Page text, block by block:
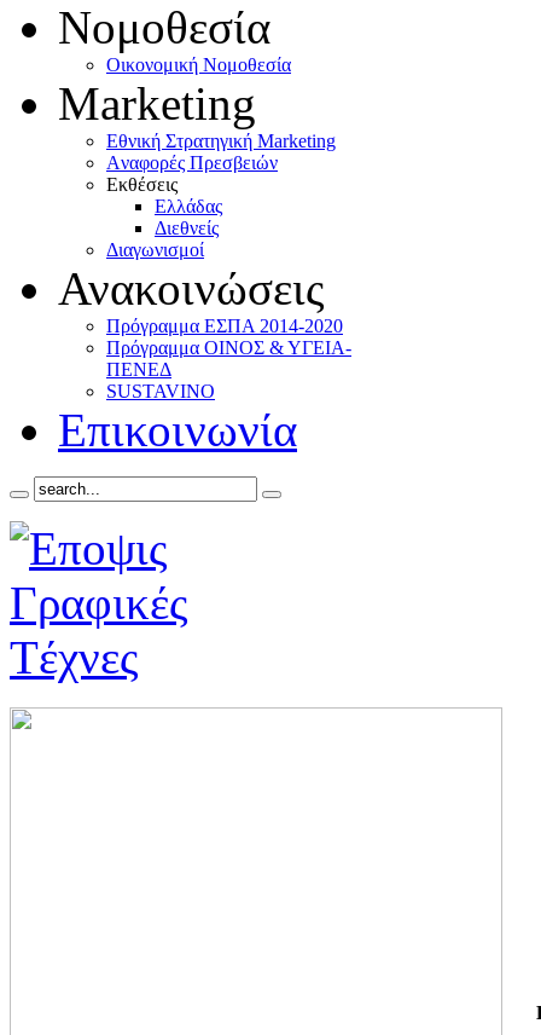
Νομοθεσία
Οικονομική Νομοθεσία
Marketing
Eθνική Στρατηγική Marketing
Aναφορές Πρεσβειών
Eκθέσεις
Eλλάδας
Διεθνείς
Διαγωνισμοί
Ανακοινώσεις
Πρόγραμμα ΕΣΠΑ 2014-2020
Πρόγραμμα ΟΙΝΟΣ & ΥΓΕΙΑ-
ΠΕΝΕΔ
SUSTAVINO
Επικοινωνία